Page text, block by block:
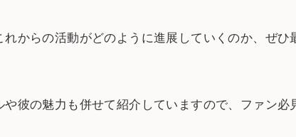
からの活動がどのように進展していくのか、ぜひ
彼の魅力も併せて紹介していますので、ファン必